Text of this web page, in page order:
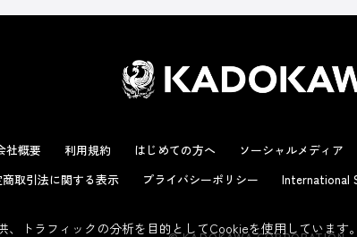
社概要 利用規約 はじめての方へ ソーシャルメディア
取引法に関する表示
プライバシーポリシー International
トラフィックの分析を目的としてCookieを使用しています。